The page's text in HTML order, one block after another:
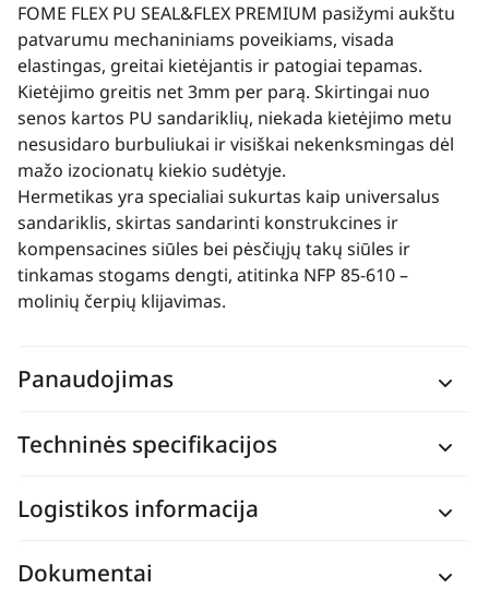
FOME FLEX PU SEAL&FLEX PREMIUM pasižymi aukštu
patvarumu mechaniniams poveikiams, visada
elastingas, greitai kietėjantis ir patogiai tepamas.
Kietėjimo greitis net 3mm per parą. Skirtingai nuo
senos kartos PU sandariklių, niekada kietėjimo metu
nesusidaro burbuliukai ir visiškai nekenksmingas dėl
mažo izocionatų kiekio sudėtyje.
Hermetikas yra specialiai sukurtas kaip universalus
sandariklis, skirtas sandarinti konstrukcines ir
kompensacines siūles bei pėsčiųjų takų siūles ir
tinkamas stogams dengti, atitinka NFP 85-610 –
molinių čerpių klijavimas.
Panaudojimas
Techninės specifikacijos
Logistikos informacija
Dokumentai